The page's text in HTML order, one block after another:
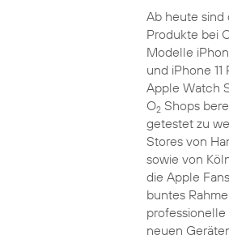
Ab heute sind
Produkte bei
Modelle
und iPhone
Apple Watch
O2Shops
getestet zu
Stores von
sowie von
die Apple
buntes
neuen